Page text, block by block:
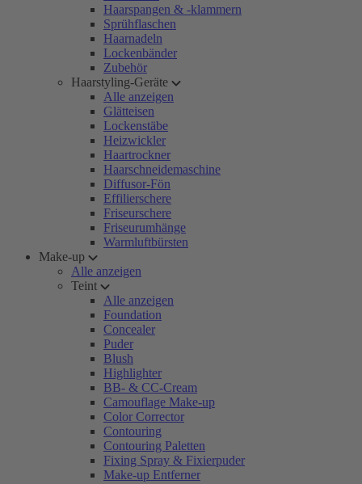
Haarspangen & -klammern
Sprühflaschen
Haarnadeln
Lockenbänder
Zubehör
Haarstyling-Geräte
Alle anzeigen
Glätteisen
Lockenstäbe
Heizwickler
Haartrockner
Haarschneidemaschine
Diffusor-Fön
Effilierschere
Friseurschere
Friseurumhänge
Warmluftbürsten
Make-up
Alle anzeigen
Teint
Alle anzeigen
Foundation
Concealer
Puder
Blush
Highlighter
BB- & CC-Cream
Camouflage Make-up
Color Corrector
Contouring
Contouring Paletten
Fixing Spray & Fixierpuder
Make-up Entferner